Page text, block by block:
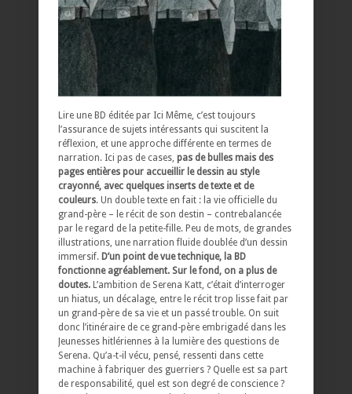
Lire une BD éditée par Ici Même, c’est toujours
l’assurance de sujets intéressants qui suscitent la
réflexion, et une approche différente en termes de
narration. Ici pas de cases, pas de bulles mais des
pages entières pour accueillir le dessin au style
crayonné, avec quelques inserts de texte et de
couleurs. Un double texte en fait : la vie officielle du
grand-père – le récit de son destin – contrebalancée
par le regard de la petite-fille. Peu de mots, de grandes
illustrations, une narration fluide doublée d’un dessin
immersif. D’un point de vue technique, la BD
fonctionne agréablement. Sur le fond, on a plus de
doutes. L’ambition de Serena Katt, c’était d’interroger
un hiatus, un décalage, entre le récit trop lisse fait par
un grand-père de sa vie et un passé trouble. On suit
donc l’itinéraire de ce grand-père embrigadé dans les
Jeunesses hitlériennes à la lumière des questions de
Serena. Qu’a-t-il vécu, pensé, ressenti dans cette
machine à fabriquer des guerriers ? Quelle est sa part
de responsabilité, quel est son degré de conscience ?